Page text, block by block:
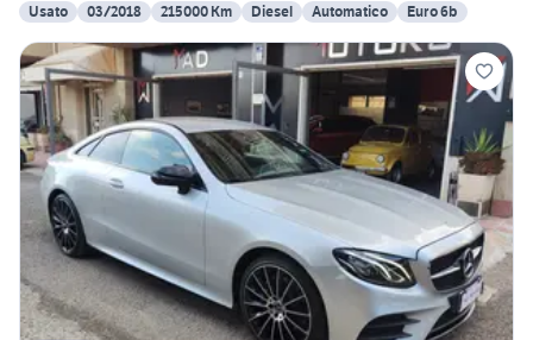
Usato
03/2018 215000 Km Diesel Automatico Euro 6b